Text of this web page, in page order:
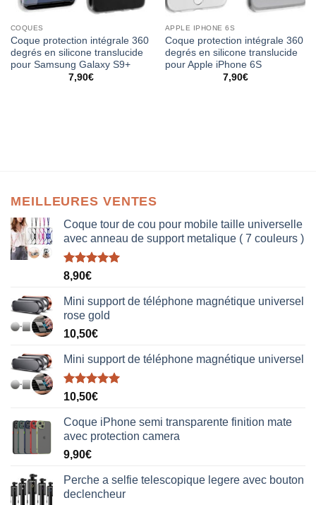
COQUES
Coque protection intégrale 360
degrés en silicone translucide
pour Samsung Galaxy S9+
7,90€
APPLE IPHONE 6S
Coque protection intégrale 360
degrés en silicone translucide
pour Apple iPhone 6S
7,90€
MEILLEURES VENTES
Coque tour de cou pour mobile taille universelle
avec anneau de support metalique ( 7 couleurs )
Note5.00
sur 5
8,90€
Mini support de téléphone magnétique universel
rose gold
10,50€
Mini support de téléphone magnétique universel
Note5.00
sur 5
10,50€
Coque iPhone semi transparente finition mate
avec protection camera
9,90€
Perche a selfie telescopique legere avec bouton
declencheur